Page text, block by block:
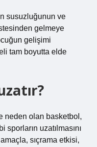
susuzluğunun ve
gelmeye
gelişimi
tam boyutta elde
neden olan basketbol,
uzatılmasını
sıçrama etkisi,